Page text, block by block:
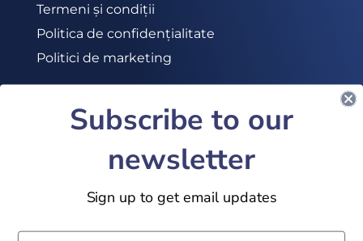
Termeni și condiții
Politica de confidențialitate
Politici de marketing
ABONEAZĂ-TE LA NEWSLETTER
ALĂTURĂ-TE
Subscribe to our
newsletter
Sign up to get email updates